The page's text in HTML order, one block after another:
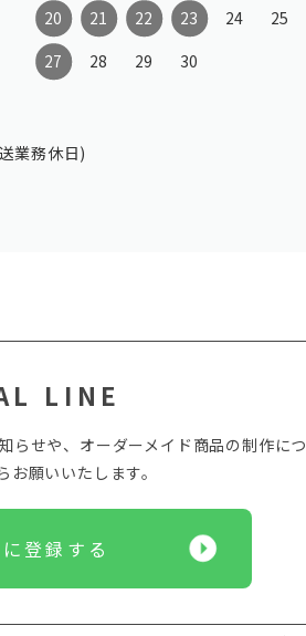
20
21 22 23 24 25
27
28 29 30
業務休日)
LINE
せや、オーダーメイド商品の制作につ
お願いいたします。
登録する